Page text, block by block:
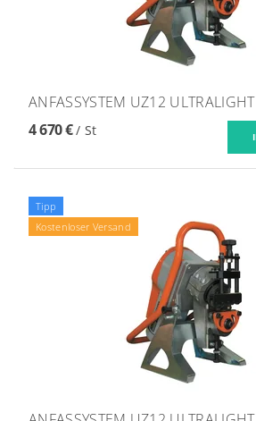
ANFASSYSTEM UZ12
4 670 €/ St
Tipp
Kostenloser Versand